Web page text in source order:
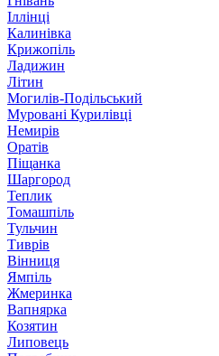
Іллінці
Калинівка
Крижопіль
Ладижин
Літин
Могилів-Подільський
Муровані Курилівці
Немирів
Оратів
Піщанка
Шаргород
Теплик
Томашпіль
Тульчин
Тиврів
Вінниця
Ямпіль
Жмеринка
Вапнярка
Козятин
Липовець